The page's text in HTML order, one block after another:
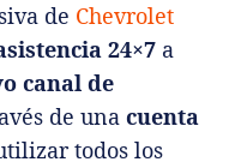
de Chevrolet
24×7 a
canal de
de una cuenta
todos los